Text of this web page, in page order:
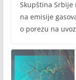
Skupština Srbije
na emisije
o porezu na uvoz